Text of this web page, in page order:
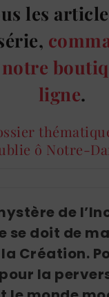
les
ligne.
ô Notre-
de
se doit de
Création.
la